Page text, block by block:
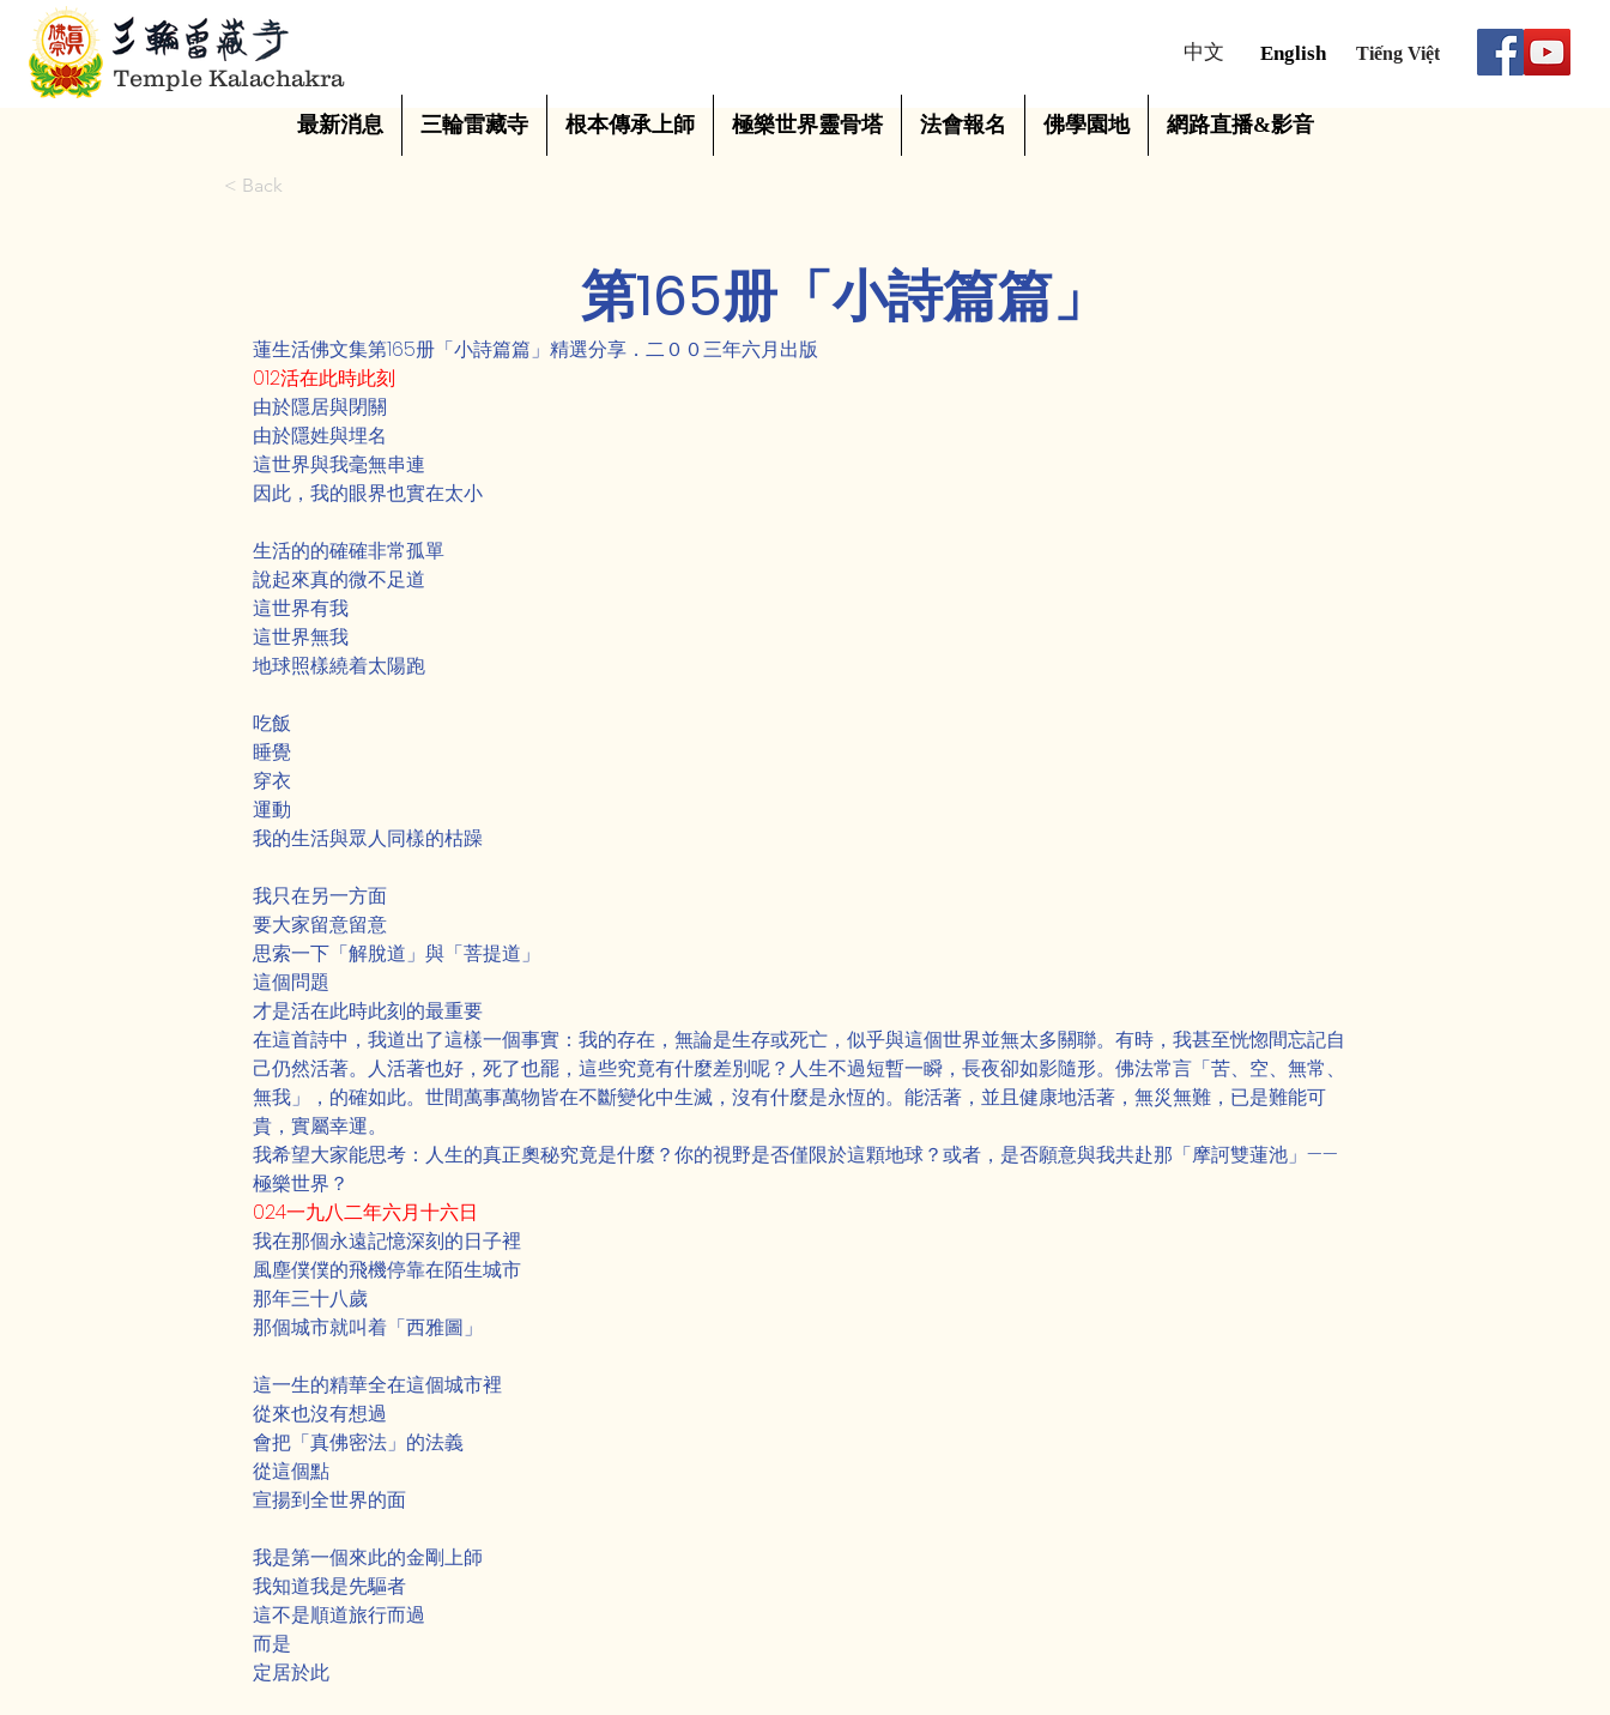
Temple Kalachakra
中文 English Tiếng Việt
最新消息 三輪雷藏寺 根本傳承上師 極樂世界靈骨塔 法會報名 佛學園地 網路直播&影音
< Back
第165册「小詩篇篇」
蓮生活佛文集第165册「小詩篇篇」精選分享．二００三年六月出版
012活在此時此刻
由於隱居與閉關
由於隱姓與埋名
這世界與我毫無串連
因此，我的眼界也實在太小
生活的的確確非常孤單
說起來真的微不足道
這世界有我
這世界無我
地球照樣繞着太陽跑
吃飯
睡覺
穿衣
運動
我的生活與眾人同樣的枯躁
我只在另一方面
要大家留意留意
思索一下「解脫道」與「菩提道」
這個問題
才是活在此時此刻的最重要
在這首詩中，我道出了這樣一個事實：我的存在，無論是生存或死亡，似乎與這個世界並無太多關聯。有時，我甚至恍惚間忘記自
己仍然活著。人活著也好，死了也罷，這些究竟有什麼差別呢？人生不過短暫一瞬，長夜卻如影隨形。佛法常言「苦、空、無常、
無我」，的確如此。世間萬事萬物皆在不斷變化中生滅，沒有什麼是永恆的。能活著，並且健康地活著，無災無難，已是難能可
貴，實屬幸運。
我希望大家能思考：人生的真正奧秘究竟是什麼？你的視野是否僅限於這顆地球？或者，是否願意與我共赴那「摩訶雙蓮池」——
極樂世界？
024一九八二年六月十六日
我在那個永遠記憶深刻的日子裡
風塵僕僕的飛機停靠在陌生城市
那年三十八歲
那個城市就叫着「西雅圖」
這一生的精華全在這個城市裡
從來也沒有想過
會把「真佛密法」的法義
從這個點
宣揚到全世界的面
我是第一個來此的金剛上師
我知道我是先驅者
這不是順道旅行而過
而是
定居於此